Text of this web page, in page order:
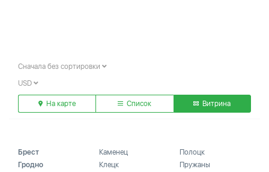
Сначала без сортировки
USD
На карте Список Витрина
Брест
Гродно
Каменец
Клецк
Полоцк
Пружаны